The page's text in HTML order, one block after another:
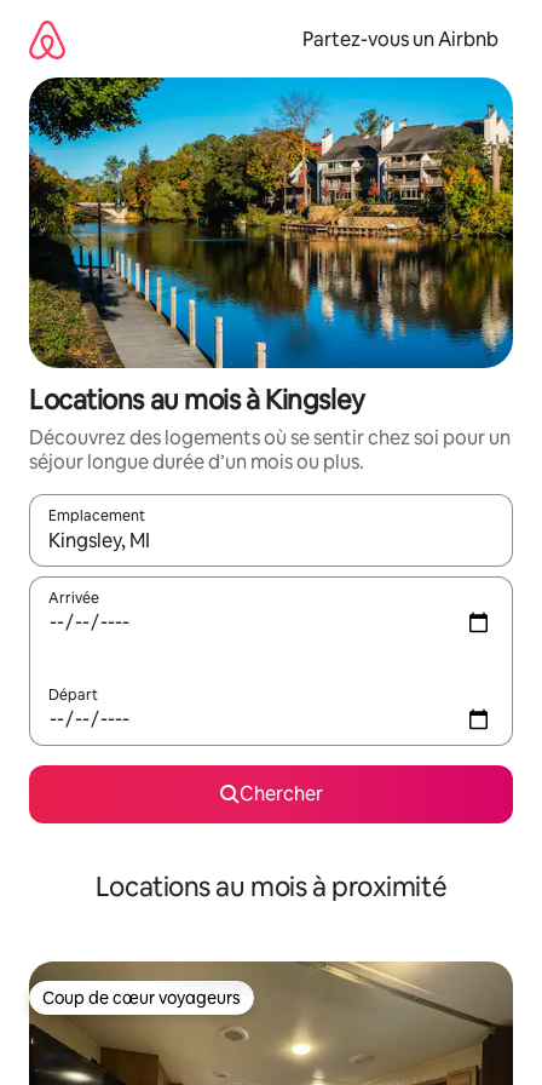
directement
contenu
Partez-vous un Airbnb
Locations au mois à Kingsley
Découvrez des logements où se sentir chez soi pour un
séjour longue durée d’un mois ou plus.
Emplacement
Quand les résultats sont affichés, parcourez-les en utilisant
Arrivée
Départ
Chercher
Locations au mois à proximité
Coup de cœur voyageurs
Coup de cœur voyageurs